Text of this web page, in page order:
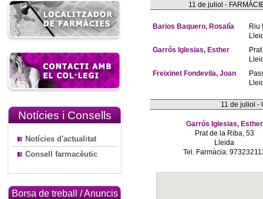
Notícies i Consells
Notícies d'actualitat
Consell farmacèutic
Borsa de treball / Anuncis
11 de juliol -
Barios Baquero, Rosalía
Riu
Garrós Iglesias, Esther
Freixinet Fondevila, Joan
11 de juliol -
Garrós Iglesias, Esther
Prat de la Riba, 53
Lleida
Tel. Farmàcia: